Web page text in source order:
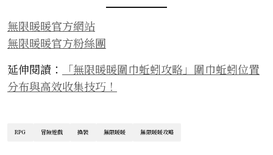
無限暖暖官方網站
無限暖暖官方粉絲團
延伸閱讀：
「無限暖暖圍巾蚯蚓攻略」圍巾蚯蚓位置
分布與高效收集技巧！
RPG 冒險遊戲 換裝 無限暖暖 無限暖暖攻略